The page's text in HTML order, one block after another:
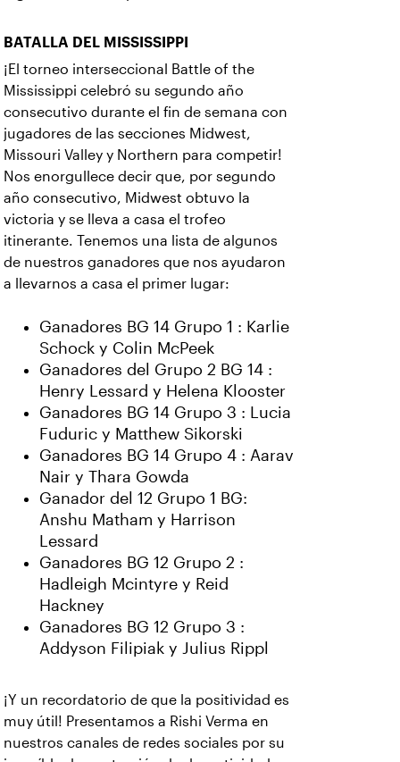
BATALLA DEL MISSISSIPPI
¡El torneo interseccional Battle of the
Mississippi celebró su segundo año
consecutivo durante el fin de semana con
jugadores de las secciones Midwest,
Missouri Valley y Northern para competir!
Nos enorgullece decir que, por segundo
año consecutivo, Midwest obtuvo la
victoria y se lleva a casa el trofeo
itinerante. Tenemos una lista de algunos
de nuestros ganadores que nos ayudaron
a llevarnos a casa el primer lugar:
Ganadores BG 14 Grupo 1 : Karlie
Schock y Colin McPeek
Ganadores del Grupo 2 BG 14 :
Henry Lessard y Helena Klooster
Ganadores BG 14 Grupo 3 : Lucia
Fuduric y Matthew Sikorski
Ganadores BG 14 Grupo 4 : Aarav
Nair y Thara Gowda
Ganador del 12 Grupo 1 BG:
Anshu Matham y Harrison
Lessard
Ganadores BG 12 Grupo 2 :
Hadleigh Mcintyre y Reid
Hackney
Ganadores BG 12 Grupo 3 :
Addyson Filipiak y Julius Rippl
¡Y un recordatorio de que la positividad es
muy útil! Presentamos a Rishi Verma en
nuestros canales de redes sociales por su